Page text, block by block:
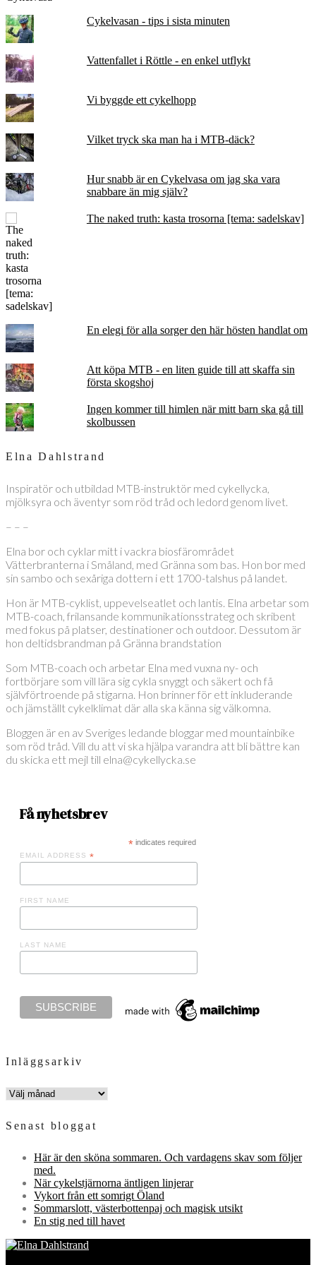
Cykelvasan - tips i sista minuten
Vattenfallet i Röttle - en enkel utflykt
Vi byggde ett cykelhopp
Vilket tryck ska man ha i MTB-däck?
Hur snabb är en Cykelvasa om jag ska vara
snabbare än mig själv?
The naked truth: kasta trosorna [tema: sadelskav]
En elegi för alla sorger den här hösten handlat om
Att köpa MTB - en liten guide till att skaffa sin
första skogshoj
Ingen kommer till himlen när mitt barn ska gå till
skolbussen
Elna Dahlstrand
Inspiratör och utbildad MTB-instruktör med cykellycka,
mjölksyra och äventyr som röd tråd och ledord genom livet.
– – –
Elna bor och cyklar mitt i vackra biosfärområdet
Vätterbranterna i Småland, med Gränna som bas. Hon bor med
sin sambo och sexåriga dottern i ett 1700-talshus på landet.
Hon är MTB-cyklist, uppevelseatlet och lantis. Elna arbetar som
MTB-coach, frilansande kommunikationsstrateg och skribent
med fokus på platser, destinationer och outdoor. Dessutom är
hon deltidsbrandman på Gränna brandstation
Som MTB-coach och arbetar Elna med vuxna ny- och
fortbörjare som vill lära sig cykla snyggt och säkert och få
självförtroende på stigarna. Hon brinner för ett inkluderande
och jämställt cykelklimat där alla ska känna sig välkomna.
Bloggen är en av Sveriges ledande bloggar med mountainbike
som röd tråd. Vill du att vi ska hjälpa varandra att bli bättre kan
du skicka ett mejl till elna@cykellycka.se
Få nyhetsbrev
*indicates required
EMAIL ADDRESS *
FIRST NAME
LAST NAME
Inläggsarkiv
INLÄGGSARKIV
Senast bloggat
Här är den sköna sommaren. Och vardagens skav som följer
med.
När cykelstjärnorna äntligen linjerar
Vykort från ett somrigt Öland
Sommarslott, västerbottenpaj och magisk utsikt
En stig ned till havet